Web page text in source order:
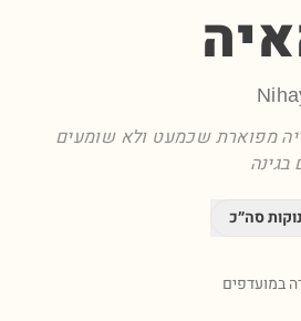
מפוארת שכמעט ולא שומעים
בגינה
סה״כ
במועדפים